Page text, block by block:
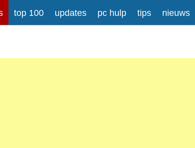
top 100 updates pc hulp tips nieuws
Meer informatie over tekstopmaak
worden automatisch naar links omgezet.